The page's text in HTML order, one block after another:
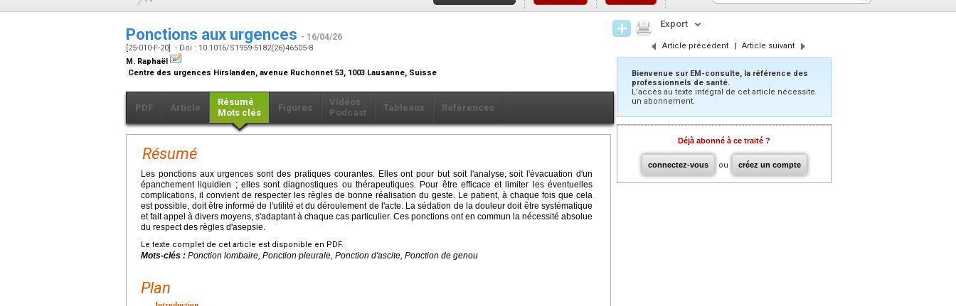
Ponctions aux urgences - 16/04/26
[25-010-F-20] - Doi : 10.1016/S1959-5182(26)46505-8
M. Raphaël
Centre des urgences Hirslanden, avenue Ruchonnet 53, 1003 Lausanne, Suisse
PDF Article
Résumé
Mots clés
Figures
Vidéos
Podcast
Tableaux Références
Résumé
Les ponctions aux urgences sont des pratiques courantes. Elles ont pour but soit l'analyse, soit l'évacuation d'un
épanchement liquidien ; elles sont diagnostiques ou thérapeutiques. Pour être efficace et limiter les éventuelles
complications, il convient de respecter les règles de bonne réalisation du geste. Le patient, à chaque fois que cela
est possible, doit être informé de l'utilité et du déroulement de l'acte. La sédation de la douleur doit être systématique
et fait appel à divers moyens, s'adaptant à chaque cas particulier. Ces ponctions ont en commun la nécessité absolue
du respect des règles d'asepsie.
Le texte complet de cet article est disponible en PDF.
Mots-clés : Ponction lombaire, Ponction pleurale, Ponction d'ascite, Ponction de genou
Plan
Export
Article précédent | Article suivant
Bienvenue sur EM-consulte, la référence des
professionnels de santé.
L’accès au texte intégral de cet article nécessite
un abonnement.
Déjà abonné à ce traité ?
connectez-vous ou créez un compte